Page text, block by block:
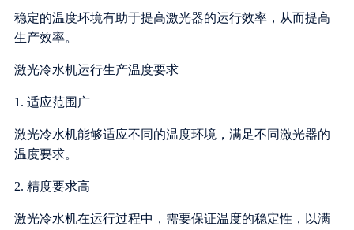
稳定的温度环境有助于提高激光器的运行效率，从而提高
生产效率。
激光冷水机运行生产温度要求
1. 适应范围广
激光冷水机能够适应不同的温度环境，满足不同激光器的
温度要求。
2. 精度要求高
激光冷水机在运行过程中，需要保证温度的稳定性，以满